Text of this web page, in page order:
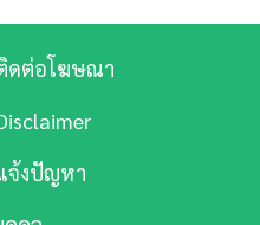
สน 2023ที่ประหยัดงบแต่
คันไม่ต้องใหญ่หรือไฮเทค
ไปไหนมาไหนสะดวก รวม
ซึ่งเราได้คัด
ดต่อโฆษณา
จ้งปัญหา